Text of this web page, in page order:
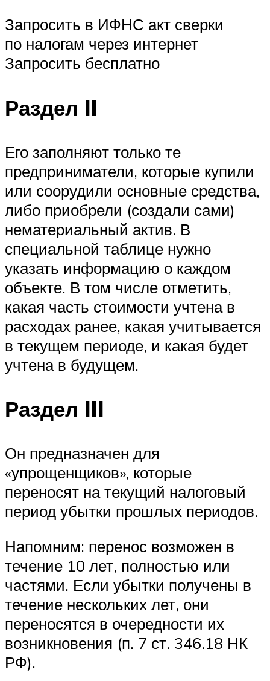
Запросить в ИФНС акт сверки
по налогам через интернет
Запросить бесплатно
Раздел II
Его заполняют только те
предприниматели, которые купили
или соорудили основные средства,
либо приобрели (создали сами)
нематериальный актив. В
специальной таблице нужно
указать информацию о каждом
объекте. В том числе отметить,
какая часть стоимости учтена в
расходах ранее, какая учитывается
в текущем периоде, и какая будет
учтена в будущем.
Раздел III
Он предназначен для
«упрощенщиков», которые
переносят на текущий налоговый
период убытки прошлых периодов.
Напомним: перенос возможен в
течение 10 лет, полностью или
частями. Если убытки получены в
течение нескольких лет, они
переносятся в очередности их
возникновения (п. 7 ст. 346.18 НК
РФ).